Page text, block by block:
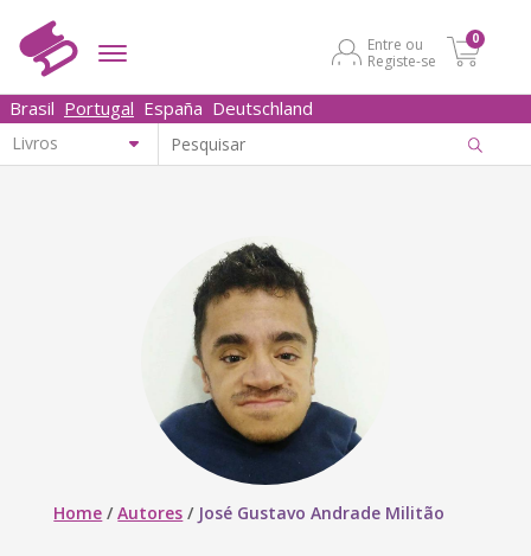
Entre ou
Registe-se
0
Brasil Portugal España Deutschland
Home /Autores / José Gustavo Andrade Militão